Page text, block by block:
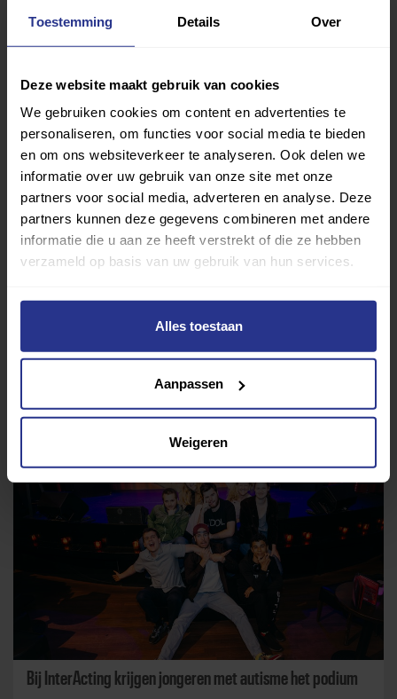
Toestemming Details Over
Deze website maakt gebruik van cookies
We gebruiken cookies om content en advertenties te
personaliseren, om functies voor social media te bieden
en om ons websiteverkeer te analyseren. Ook delen we
informatie over uw gebruik van onze site met onze
partners voor social media, adverteren en analyse. Deze
partners kunnen deze gegevens combineren met andere
informatie die u aan ze heeft verstrekt of die ze hebben
verzameld op basis van uw gebruik van hun services.
Alles toestaan
Aanpassen
Weigeren
die bij je past.
Sport zoeken
Verder lezen over
Ervaringen Esports Gezondheid Inspiratie
Terug naar nieuwsoverzicht
Bij InterActing krijgen jongeren met autisme het podium